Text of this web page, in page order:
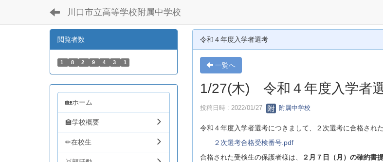
川口市立高等学校附属中学校
令和４年度入学者選考
一覧へ
1/27(木) 令和４年度入学者
投稿日時 : 2022/01/27 附属中学校
令和４年度入学者選考につきまして、２次選考に合格され
２次選考合格受検番号.pdf
合格された受検生の保護者様は、
２月７日（月）の確約書
閲覧者数
1 8 2 9 4 3 1
🏡ホーム
🏫学校概要
✏在校生